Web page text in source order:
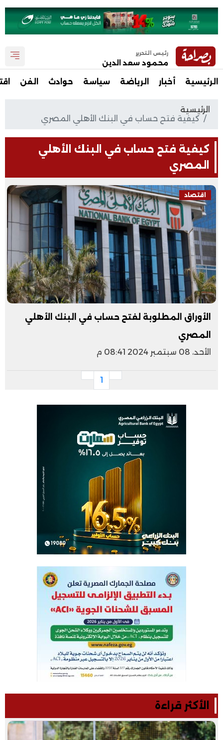
رئيس التحرير
محمود سعد الدين
الرئيسية أخبار الرياضة سياسة حوادث الفن
الرئيسية
كيفية فتح حساب في البنك الأهلي المصري
كيفية فتح حساب في البنك الأهلي
المصري
اقتصاد
الأوراق المطلوبة لفتح حساب في البنك الأهلي
المصري
الأحد، 08 سبتمبر 2024 08:41 م
1
الأكثر قراءة